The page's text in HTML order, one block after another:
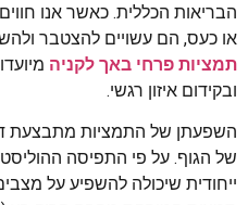
הבריאות הכללית. כאשר אנו
או כעס, הם עשויים להצטבר
תמציות פרחי באך לקניה
ובקידום איזון רגשי.
השפעתן של התמציות מתבצעת
של הגוף. על פי התפיסה
ייחודית שיכולה להשפיע על